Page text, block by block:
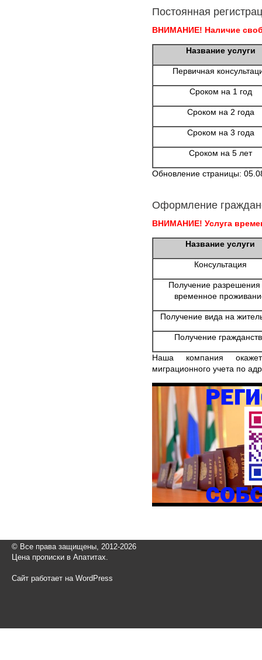
Постоянная
ВНИМАНИЕ! Наличие
Название услуги
Первичная
Сроком на 1 год
Сроком на 2 года
Сроком на 3 года
Сроком на 5 лет
Обновление страницы:
Оформление
ВНИМАНИЕ! Услуга
Название услуги
Консультация
Получение разрешения
временное
Получение вида на
Получение
Наша компания
миграционного учета по
© Все права защищены, 2012-2026
Цена прописки в Апатитах.
Сайт работает на WordPress